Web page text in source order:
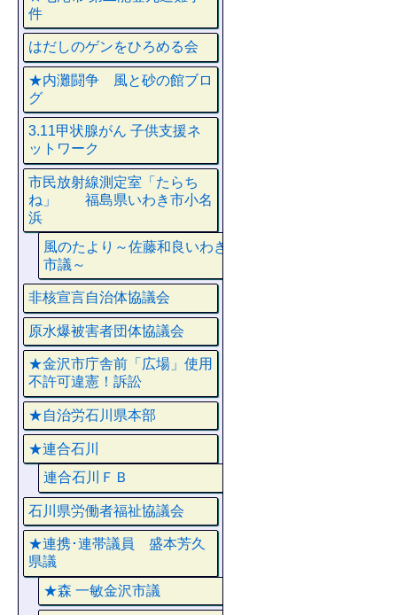
件
はだしのゲンをひろめる会
★内灘闘争 風と砂の館ブロ
グ
3.11甲状腺がん 子供支援ネ
ットワーク
市民放射線測定室「たらち
ね」 福島県いわき市小名
浜
風のたより～佐藤和良いわき
市議～
非核宣言自治体協議会
原水爆被害者団体協議会
★金沢市庁舎前「広場」使用
不許可違憲！訴訟
★自治労石川県本部
★連合石川
連合石川ＦＢ
石川県労働者福祉協議会
★連携･連帯議員 盛本芳久
県議
★森 一敏金沢市議